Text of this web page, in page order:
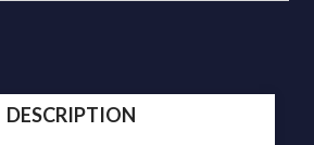
DESCRIPTION